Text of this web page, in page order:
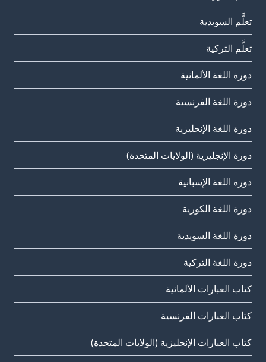
تعلَّم السويدية
تعلَّم التركية
دورة اللغة الألمانية
دورة اللغة الفرنسية
دورة اللغة الإنجليزية
دورة الإنجليزية (الولايات المتحدة)
دورة اللغة الإسبانية
دورة اللغة الكورية
دورة اللغة السويدية
دورة اللغة التركية
كتاب العبارات الألمانية
كتاب العبارات الفرنسية
كتاب العبارات الإنجليزية (الولايات المتحدة)